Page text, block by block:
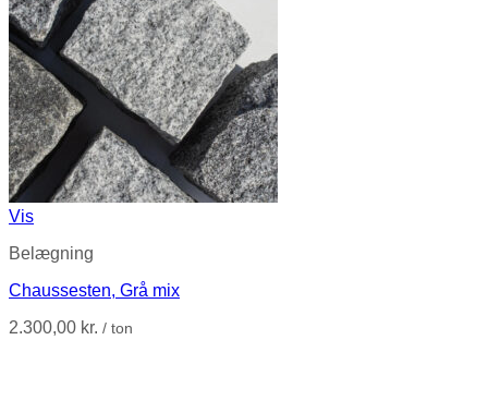
Vis
Belægning
Chaussesten, Grå mix
2.300,00 kr. / ton